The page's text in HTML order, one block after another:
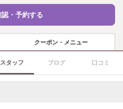
認・予約する
クーポン・メニュー
スタッフ ブログ 口コミ